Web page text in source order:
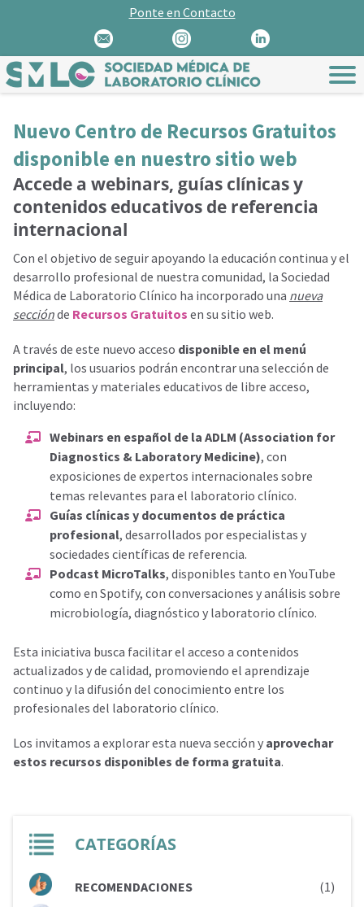
Ponte en Contacto
Nuevo Centro de Recursos Gratuitos
disponible en nuestro sitio web
Accede a webinars, guías clínicas y
contenidos educativos de referencia
internacional
Con el objetivo de seguir apoyando la educación continua y el
desarrollo profesional de nuestra comunidad, la Sociedad
Médica de Laboratorio Clínico ha incorporado una nueva
secciónde Recursos Gratuitos en su sitio web.
A través de este nuevo acceso disponible en el menú
principal, los usuarios podrán encontrar una selección de
herramientas y materiales educativos de libre acceso,
incluyendo:
Webinars en español de la ADLM (Association for
Diagnostics & Laboratory Medicine), con
exposiciones de expertos internacionales sobre
temas relevantes para el laboratorio clínico.
Guías clínicas y documentos de práctica
profesional, desarrollados por especialistas y
sociedades científicas de referencia.
Podcast MicroTalks, disponibles tanto en YouTube
como en Spotify, con conversaciones y análisis sobre
microbiología, diagnóstico y laboratorio clínico.
Esta iniciativa busca facilitar el acceso a contenidos
actualizados y de calidad, promoviendo el aprendizaje
continuo y la difusión del conocimiento entre los
profesionales del laboratorio clínico.
Los invitamos a explorar esta nueva sección y aprovechar
estos recursos disponibles de forma gratuita.
CATEGORÍAS
RECOMENDACIONES
(1)